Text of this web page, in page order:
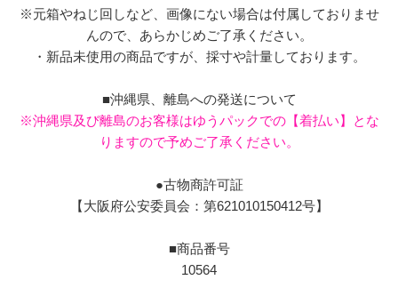
※元箱やねじ回しなど、画像にない場合は付属しておりませ
んので、あらかじめご了承ください。
・新品未使用の商品ですが、採寸や計量しております。
■沖縄県、離島への発送について
※沖縄県及び離島のお客様はゆうパックでの【着払い】とな
りますので予めご了承ください。
●古物商許可証
【大阪府公安委員会：第621010150412号】
■商品番号
10564